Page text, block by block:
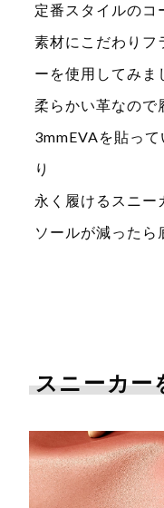
定番スタイルのコ
素材にこだわりフ
ーを使用してみま
柔らかい革なので
3mmEVAを貼っ
り
永く履けるスニー
ソールが減ったら
スニーカー